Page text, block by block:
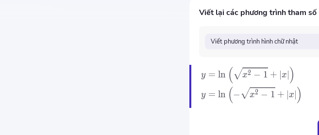
Viết lại các phương trình tham số
Viết phương trình hình chữ nhật
y = ln ( x2 − 1 + ∣x )
y = ln (− x2 − 1 + ∣x )